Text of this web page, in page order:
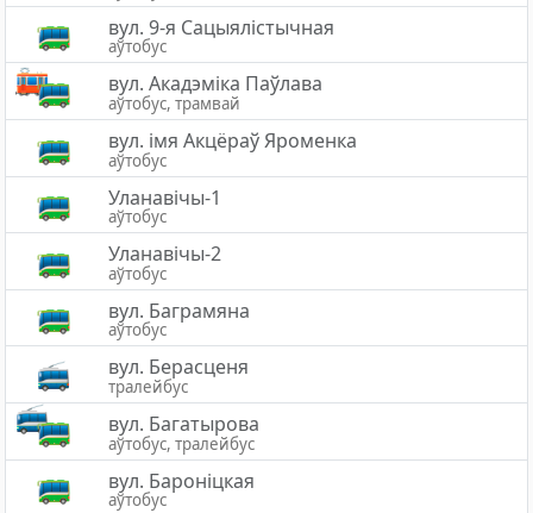
вул. 9-я Сацыялістычная
аўтобус
вул. Акадэміка Паўлава
аўтобус, трамвай
вул. імя Акцёраў Яроменка
аўтобус
Уланавічы-1
аўтобус
Уланавічы-2
аўтобус
вул. Баграмяна
аўтобус
вул. Берасценя
тралейбус
вул. Багатырова
аўтобус, тралейбус
вул. Бароніцкая
аўтобус